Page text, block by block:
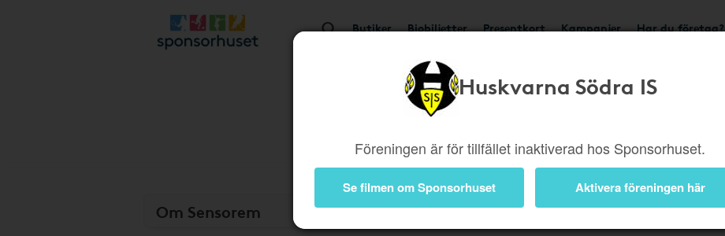
Butiker Biobiljetter Presentkort Kampanjer Har du företag?
Huskvarna Södra IS
Föreningen är för tillfället inaktiverad hos Sponsorhuset.
Se filmen om Sponsorhuset Aktivera föreningen här
Om Sensorem Information